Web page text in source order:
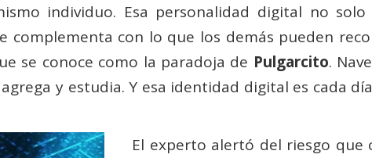
individuo. Esa personalidad digital no
complementa con lo que los demás pueden
se conoce como la paradoja de Pulgarcito.
y estudia. Y esa identidad digital es cada
El experto alertó del riesgo